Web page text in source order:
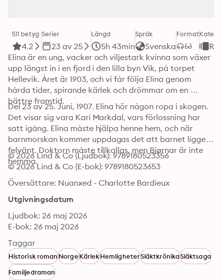
511 betyg
4.2
Serier
23 av 25
Längd
5h 43min
Språk
Svenska
Format
Elina är en ung, vacker och viljestark kvinna som växer
upp längst in i en fjord i den lilla byn Vik, på torpet
Hellevik. Året är 1903, och vi får följa Elina genom
hårda tider, spirande kärlek och drömmar om en
bättre framtid.
Del 23 av 25. Juni, 1907. Elina hör någon ropa i skogen.
Det visar sig vara Kari Markdal, vars förlossning har
satt igång. Elina måste hjälpa henne hem, och när
barnmorskan kommer uppdagas det att barnet ligger
felvänt. Doktorn måste tillkallas, men Bjørnar är inte
hemma.
© 2026 Lind & Co (Ljudbok): 9789180523356
© 2026 Lind & Co (E-bok): 9789180523653
Översättare: Nuanxed - Charlotte Bardieux
Utgivningsdatum
Ljudbok: 26 maj 2026
E-bok: 26 maj 2026
Taggar
Historisk romanNorgeKärlekHemligheterSläktkrönikaSläktsaga
Familjedraman